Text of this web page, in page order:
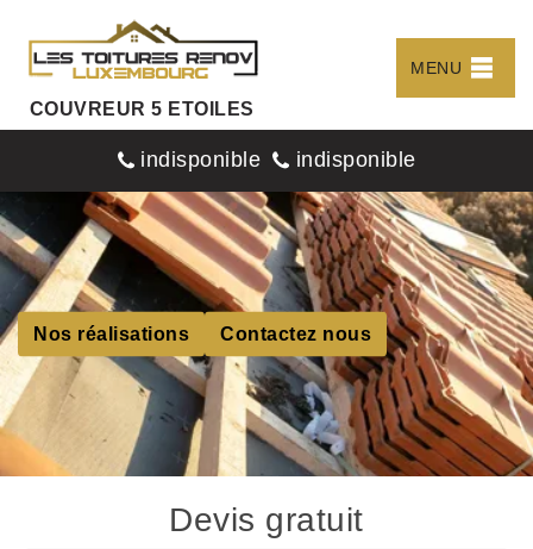
COUVREUR 5 ETOILES
MENU
indisponible indisponible
Nos réalisations Contactez nous
Devis gratuit